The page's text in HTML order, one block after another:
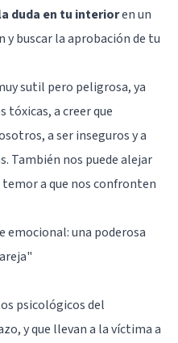
duda en tu interioren un
buscar la aprobación de tu
sutil pero peligrosa, ya
tóxicas, a creer que
a ser inseguros y a
También nos puede alejar
a que nos confronten
emocional: una poderosa
"
psicológicos del
y que llevan a la víctima a